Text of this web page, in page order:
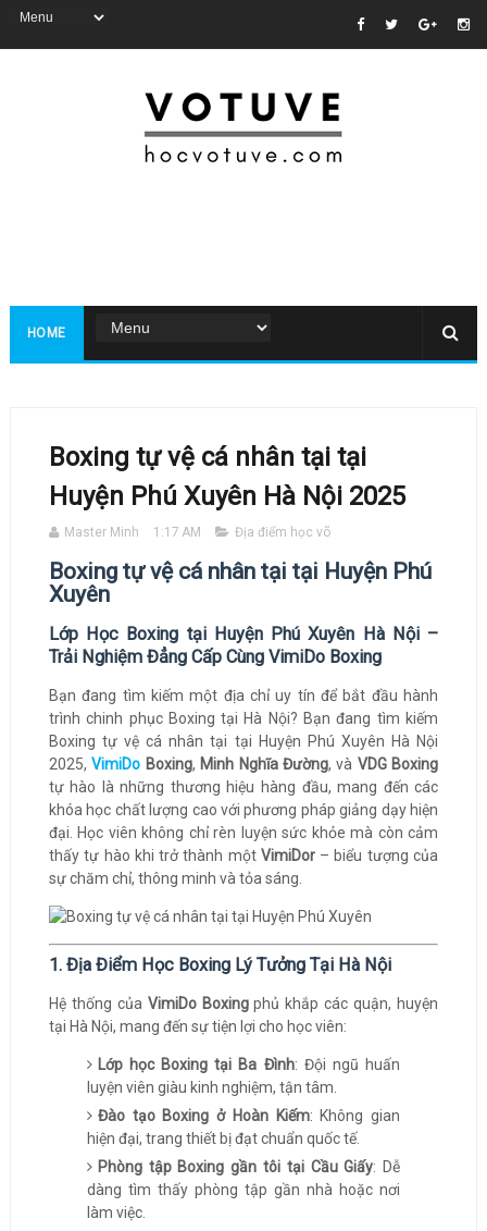
HOME
Boxing tự vệ cá nhân tại tại
Huyện Phú Xuyên Hà Nội 2025
Master Minh 1:17 AM Địa điểm học võ
Boxing tự vệ cá nhân tại tại Huyện Phú
Xuyên
Lớp Học Boxing tại Huyện Phú Xuyên Hà Nội –
Trải Nghiệm Đẳng Cấp Cùng VimiDo Boxing
Bạn đang tìm kiếm một địa chỉ uy tín để bắt đầu hành
trình chinh phục Boxing tại Hà Nội? Bạn đang tìm kiếm
Boxing tự vệ cá nhân tại tại Huyện Phú Xuyên Hà Nội
2025,VimiDo Boxing, Minh Nghĩa Đường, và VDG Boxing
tự hào là những thương hiệu hàng đầu, mang đến các
khóa học chất lượng cao với phương pháp giảng dạy hiện
đại. Học viên không chỉ rèn luyện sức khỏe mà còn cảm
thấy tự hào khi trở thành một VimiDor– biểu tượng của
sự chăm chỉ, thông minh và tỏa sáng.
1. Địa Điểm Học Boxing Lý Tưởng Tại Hà Nội
Hệ thống của VimiDo Boxingphủ khắp các quận, huyện
tại Hà Nội, mang đến sự tiện lợi cho học viên:
Lớp học Boxing tại Ba Đình: Đội ngũ huấn
luyện viên giàu kinh nghiệm, tận tâm.
Đào tạo Boxing ở Hoàn Kiếm: Không gian
hiện đại, trang thiết bị đạt chuẩn quốc tế.
Phòng tập Boxing gần tôi tại Cầu Giấy: Dễ
dàng tìm thấy phòng tập gần nhà hoặc nơi
làm việc.